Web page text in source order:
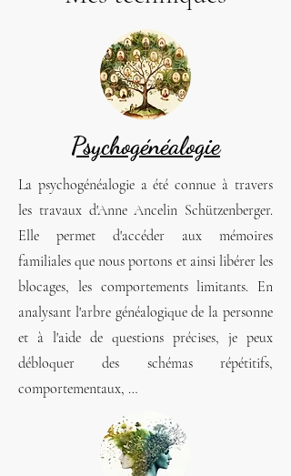
Psychogénéalogie
La psychogénéalogie a été connue à travers
les travaux d'Anne Ancelin Schützenberger.
Elle permet d'accéder aux mémoires
familiales que nous portons et ainsi libérer les
blocages, les comportements limitants. En
analysant l'arbre généalogique de la personne
et à l'aide de questions précises, je peux
débloquer des schémas répétitifs,
comportementaux, …